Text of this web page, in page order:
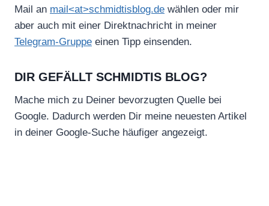
Mail an mail<at>schmidtisblog.de wählen oder mir
aber auch mit einer Direktnachricht in meiner
Telegram-Gruppe einen Tipp einsenden.
DIR GEFÄLLT SCHMIDTIS BLOG?
Mache mich zu Deiner bevorzugten Quelle bei
Google. Dadurch werden Dir meine neuesten Artikel
in deiner Google-Suche häufiger angezeigt.